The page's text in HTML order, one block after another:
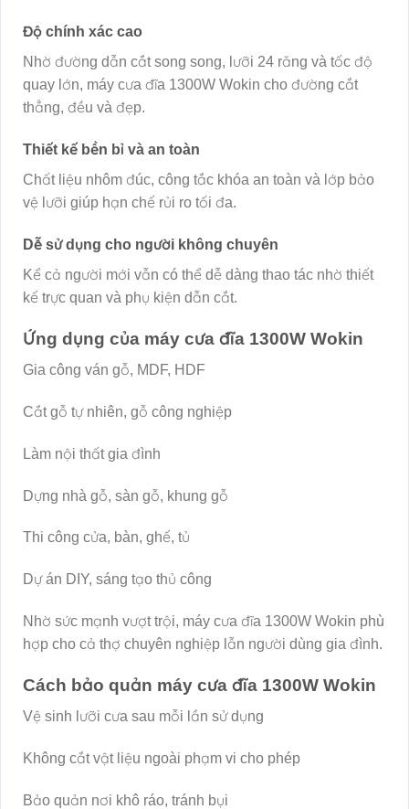
Độ chính xác cao
Nhờ đường dẫn cắt song song, lưỡi 24 răng và tốc độ
quay lớn, máy cưa đĩa 1300W Wokin cho đường cắt
thẳng, đều và đẹp.
Thiết kế bền bỉ và an toàn
Chất liệu nhôm đúc, công tắc khóa an toàn và lớp bảo
vệ lưỡi giúp hạn chế rủi ro tối đa.
Dễ sử dụng cho người không chuyên
Kể cả người mới vẫn có thể dễ dàng thao tác nhờ thiết
kế trực quan và phụ kiện dẫn cắt.
Ứng dụng của máy cưa đĩa 1300W Wokin
Gia công ván gỗ, MDF, HDF
Cắt gỗ tự nhiên, gỗ công nghiệp
Làm nội thất gia đình
Dựng nhà gỗ, sàn gỗ, khung gỗ
Thi công cửa, bàn, ghế, tủ
Dự án DIY, sáng tạo thủ công
Nhờ sức mạnh vượt trội, máy cưa đĩa 1300W Wokin phù
hợp cho cả thợ chuyên nghiệp lẫn người dùng gia đình.
Cách bảo quản máy cưa đĩa 1300W Wokin
Vệ sinh lưỡi cưa sau mỗi lần sử dụng
Không cắt vật liệu ngoài phạm vi cho phép
Bảo quản nơi khô ráo, tránh bụi